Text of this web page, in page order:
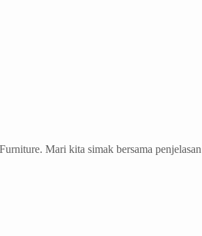
Mari kita simak bersama penjelasan